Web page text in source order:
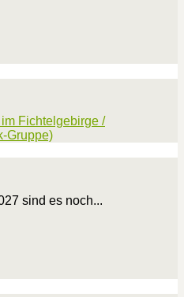
Fichtelgebirge /
Gruppe)
sind es noch...